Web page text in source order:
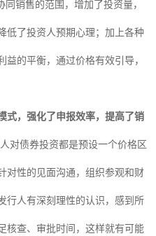
销售的范围，增加了投资量，
低了投资人预期心理；加上各种
的平衡，通过价格有效引导，
式，强化了申报效率，提高了销
对债券投资都是预设一个价格区
对性的见面沟通，组织参观和财
行人有深刻理性的认识，感到所
核查、审批时间，这样就有可能